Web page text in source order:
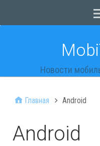
Новости
Главная Android
Android